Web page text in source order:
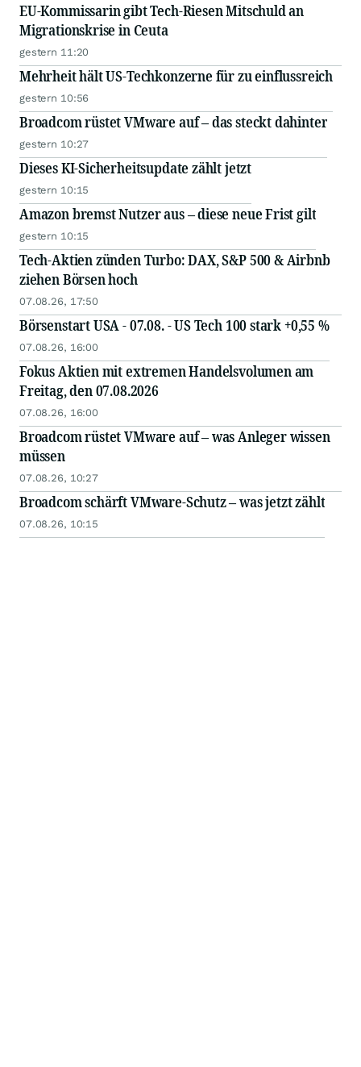
EU-Kommissarin gibt Tech-Riesen Mitschuld an
Migrationskrise in Ceuta
gestern 11:20
Mehrheit hält US-Techkonzerne für zu einflussreich
gestern 10:56
Broadcom rüstet VMware auf – das steckt dahinter
gestern 10:27
Dieses KI-Sicherheitsupdate zählt jetzt
gestern 10:15
Amazon bremst Nutzer aus – diese neue Frist gilt
gestern 10:15
Tech-Aktien zünden Turbo: DAX, S&P 500 & Airbnb
ziehen Börsen hoch
07.08.26, 17:50
Börsenstart USA - 07.08. - US Tech 100 stark +0,55 %
07.08.26, 16:00
Fokus Aktien mit extremen Handelsvolumen am
Freitag, den 07.08.2026
07.08.26, 16:00
Broadcom rüstet VMware auf – was Anleger wissen
müssen
07.08.26, 10:27
Broadcom schärft VMware-Schutz – was jetzt zählt
07.08.26, 10:15